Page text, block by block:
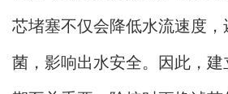
芯堵塞不仅会降低水流速度，
菌，影响出水安全。因此，建